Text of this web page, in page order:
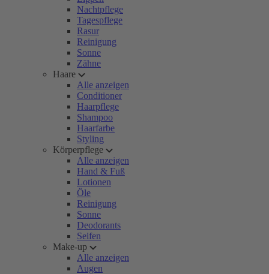
Nachtpflege
Tagespflege
Rasur
Reinigung
Sonne
Zähne
Haare
Alle anzeigen
Conditioner
Haarpflege
Shampoo
Haarfarbe
Styling
Körperpflege
Alle anzeigen
Hand & Fuß
Lotionen
Öle
Reinigung
Sonne
Deodorants
Seifen
Make-up
Alle anzeigen
Augen